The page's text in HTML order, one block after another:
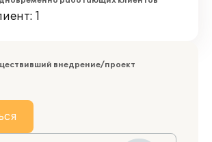
1
внедрение/проект